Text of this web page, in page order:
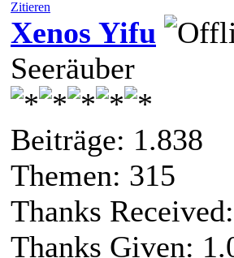
Zitieren
Xenos Yifu
Seeräuber
Beiträge: 1.838
Themen: 315
Thanks Received:
Thanks Given: